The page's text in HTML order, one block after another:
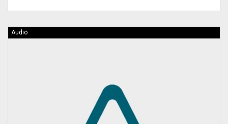
Audio